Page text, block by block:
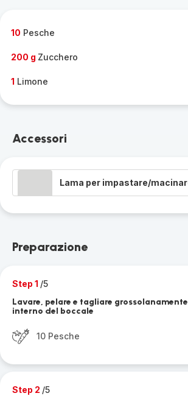
10 Pesche
200 g Zucchero
1 Limone
Accessori
Lama per impastare/
Preparazione
Step 1 /5
Lavare, pelare e tagliare
interno del boccale
10 Pesche
Step 2 /5